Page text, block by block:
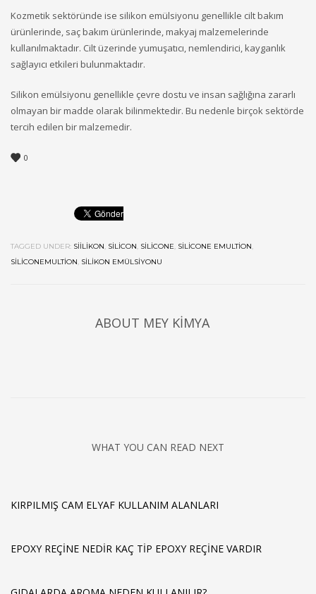
Kozmetik sektöründe ise silikon emülsiyonu genellikle cilt bakım
ürünlerinde, saç bakım ürünlerinde, makyaj malzemelerinde
kullanılmaktadır. Cilt üzerinde yumuşatıcı, nemlendirici, kayganlık
sağlayıcı etkileri bulunmaktadır.
Silikon emülsiyonu genellikle çevre dostu ve insan sağlığına zararlı
olmayan bir madde olarak bilinmektedir. Bu nedenle birçok sektörde
tercih edilen bir malzemedir.
0
TAGGED UNDER: SIILIKON SILICON SILICONE SILICONE EMULTION
SILICONEMULTION SILIKON EMÜLSIYONU
ABOUT MEY KİMYA
WHAT YOU CAN READ NEXT
KIRPILMIŞ CAM ELYAF KULLANIM ALANLARI
EPOXY REÇINE NEDIR KAÇ TIP EPOXY REÇINE VARDIR